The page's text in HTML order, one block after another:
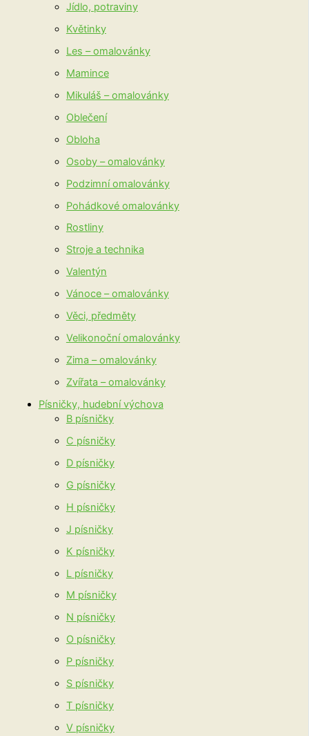
Jídlo, potraviny
Květinky
Les – omalovánky
Mamince
Mikuláš – omalovánky
Oblečení
Obloha
Osoby – omalovánky
Podzimní omalovánky
Pohádkové omalovánky
Rostliny
Stroje a technika
Valentýn
Vánoce – omalovánky
Věci, předměty
Velikonoční omalovánky
Zima – omalovánky
Zvířata – omalovánky
Písničky, hudební výchova
B písničky
C písničky
D písničky
G písničky
H písničky
J písničky
K písničky
L písničky
M písničky
N písničky
O písničky
P písničky
S písničky
T písničky
V písničky